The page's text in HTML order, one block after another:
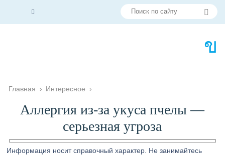
Главная › Интересное ›
Аллергия из-за укуса пчелы —
серьезная угроза
Информация носит справочный характер. Не занимайтесь